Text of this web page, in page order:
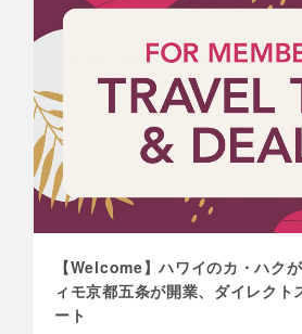
【Welcome】ハワイのカ・ハク
ィモ京都五条が開業、ダイレクト
ート